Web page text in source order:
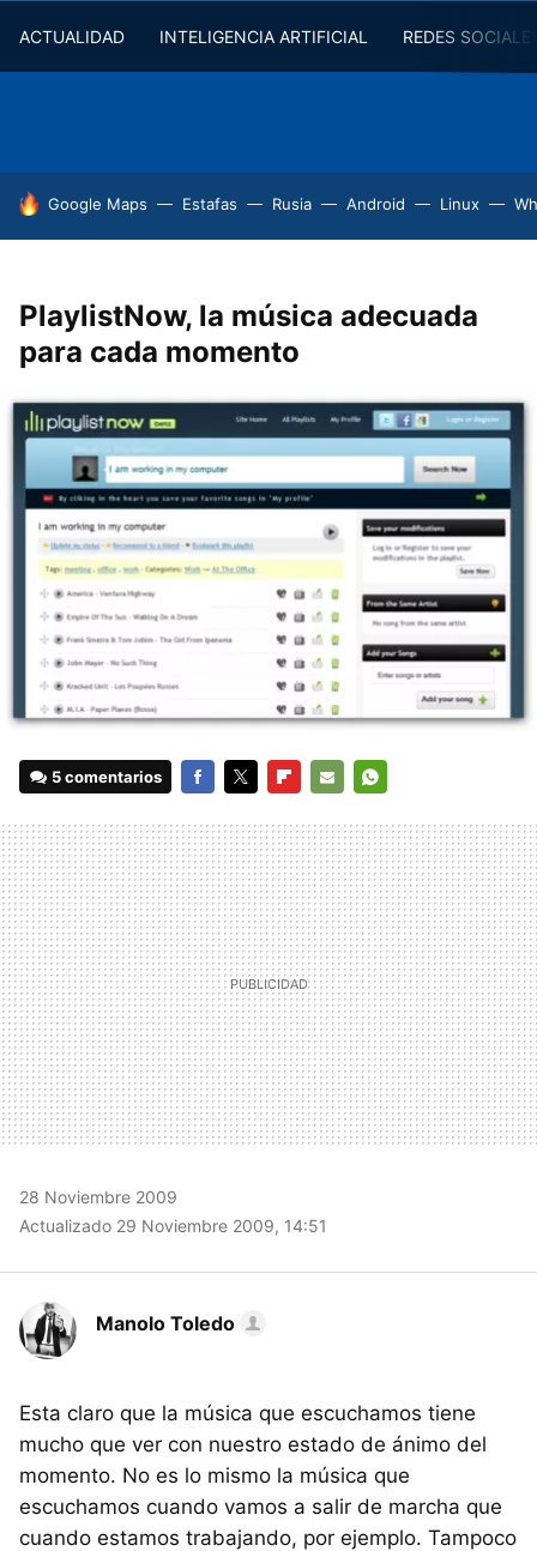
ACTUALIDAD INTELIGENCIA ARTIFICIAL REDES
HOY SE HABLA DE
Google Maps Estafas Rusia Android Linux
PlaylistNow, la música adecuada
para cada momento
5 comentarios
MAIL
28 Noviembre 2009
Actualizado 29 Noviembre 2009, 14:51
Manolo Toledo
Esta claro que la música que escuchamos tiene
mucho que ver con nuestro estado de ánimo del
momento. No es lo mismo la música que
escuchamos cuando vamos a salir de marcha que
cuando estamos trabajando, por ejemplo. Tampoco